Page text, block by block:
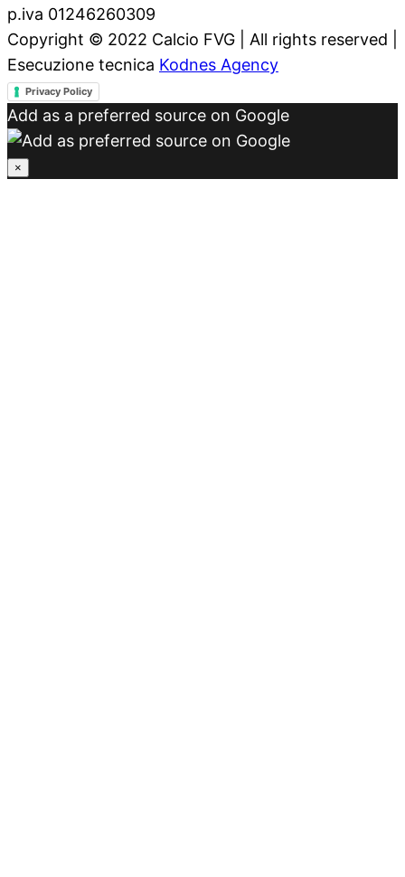
p.iva 01246260309
Copyright © 2022 Calcio FVG | All rights reserved |
Esecuzione tecnica Kodnes Agency
Privacy Policy
Add as a preferred source on Google
×